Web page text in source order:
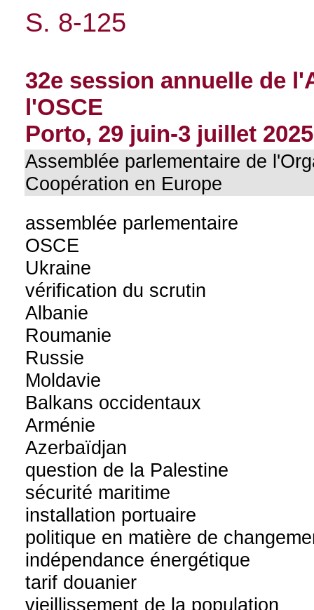
S. 8-125
32e session annuelle de
l'OSCE
Porto, 29 juin-3 juillet 2025
Assemblée parlementaire de
Coopération en Europe
assemblée parlementaire
OSCE
Ukraine
vérification du scrutin
Albanie
Roumanie
Russie
Moldavie
Balkans occidentaux
Arménie
Azerbaïdjan
question de la Palestine
sécurité maritime
installation portuaire
politique en matière de
indépendance énergétique
tarif douanier
vieillissement de la population